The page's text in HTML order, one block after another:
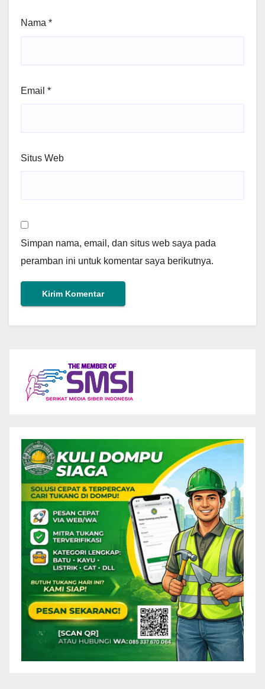
Nama *
Email *
Situs Web
Simpan nama, email, dan situs web saya pada
peramban ini untuk komentar saya berikutnya.